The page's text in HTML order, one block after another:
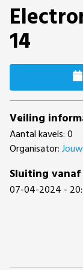
14
Veiling
Aantal kavels: 0
Organisator:
Sluiting vanaf
07-04-2024 -